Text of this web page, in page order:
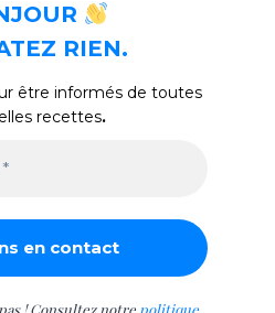
RIEN.
être informés de toutes
recettes.
! Consultez notre politique